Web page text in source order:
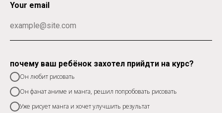
Your email
почему ваш ребёнок захотел прийдти на курс?
Он любит рисовать
Он фанат аниме и манга, решил попробовать рисовать
Уже рисует манга и хочет улучшить результат